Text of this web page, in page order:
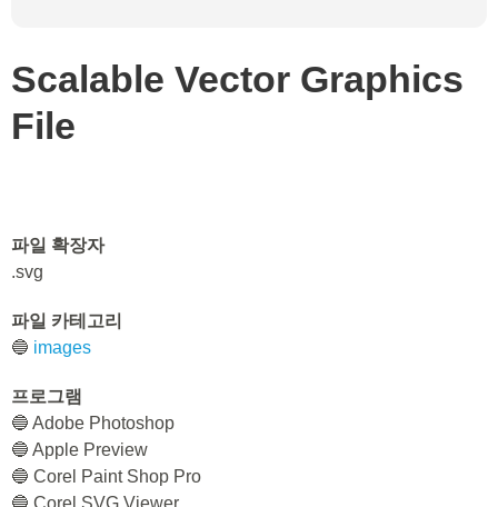
Scalable Vector Graphics
File
파일 확장자
.svg
파일 카테고리
🔵 images
프로그램
🔵 Adobe Photoshop
🔵 Apple Preview
🔵 Corel Paint Shop Pro
🔵 Corel SVG Viewer